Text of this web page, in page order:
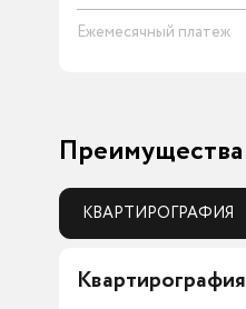
Ежемесячный платеж
Преимущества
КВАРТИРОГРАФИЯ
Квартирография